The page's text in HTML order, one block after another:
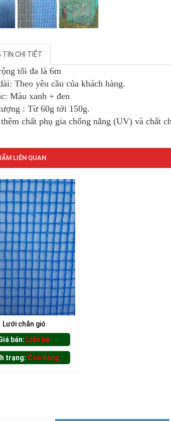
TIN CHI TIẾT
tối đa là 6m
Theo yêu cầu của khách hàng.
Màu xanh + đen
: Từ 60g tới 150g.
chất phụ gia chống nắng (UV) và chất
LIÊN QUAN
Lưới chắn gió
bán: Liên hệ
trạng: Còn hàng